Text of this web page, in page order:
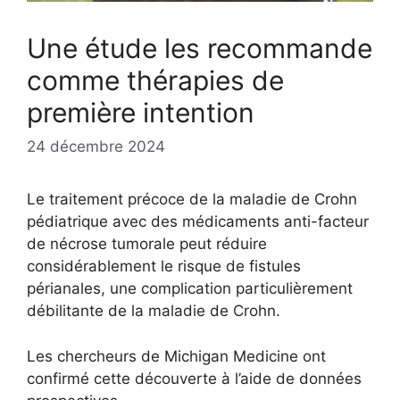
Une étude les recommande
comme thérapies de
première intention
24 décembre 2024
Le traitement précoce de la maladie de Crohn
pédiatrique avec des médicaments anti-facteur
de nécrose tumorale peut réduire
considérablement le risque de fistules
périanales, une complication particulièrement
débilitante de la maladie de Crohn.
Les chercheurs de Michigan Medicine ont
confirmé cette découverte à l’aide de données